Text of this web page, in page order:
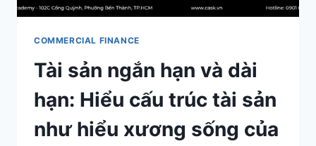
COMMERCIAL FINANCE
Tài sản ngắn hạn và dài
hạn: Hiểu cấu trúc tài sản
như hiểu xương sống của